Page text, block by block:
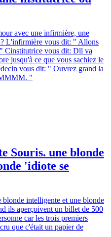
avec une infirmière, une
L'infirmière vous dit: " Allons
Cinstitutrice vous dit: Dll va
jusqu'à ce que vous sachiez le
vous dit: " Ouvrez grand la
"
Souris. une blonde
'idiote se
intelligente et une blonde
ils aperçoivent un billet de 500
car les trois premiers
que c'était un papier de